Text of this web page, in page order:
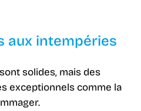
aux intempéries
solides, mais des
exceptionnels comme la